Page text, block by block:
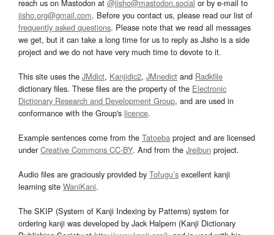
reach us on Mastodon at @jisho@mastodon.social or by e-mail to
jisho.org@gmail.com. Before you contact us, please read our list of
frequently asked questions. Please note that we read all messages
we get, but it can take a long time for us to reply as Jisho is a side
project and we do not have very much time to devote to it.
This site uses the JMdict, Kanjidic2, JMnedict and Radkfile
dictionary files. These files are the property of the Electronic
Dictionary Research and Development Group, and are used in
conformance with the Group's licence.
Example sentences come from the Tatoeba project and are licensed
underCreative Commons CC-BY. And from the Jreibun project.
Audio files are graciously provided by Tofugu’s excellent kanji
learning site WaniKani.
The SKIP (System of Kanji Indexing by Patterns) system for
ordering kanji was developed by Jack Halpern (Kanji Dictionary